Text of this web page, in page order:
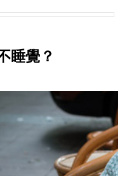
睡覺？